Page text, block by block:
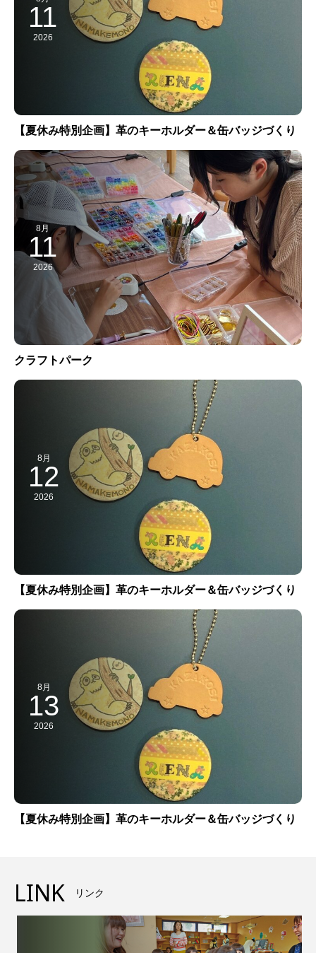
11
2026
【夏休み特別企画】革のキーホルダー＆缶バッジづくり
8月
11
2026
クラフトパーク
8月
12
2026
【夏休み特別企画】革のキーホルダー＆缶バッジづくり
8月
13
2026
【夏休み特別企画】革のキーホルダー＆缶バッジづくり
LINK リンク